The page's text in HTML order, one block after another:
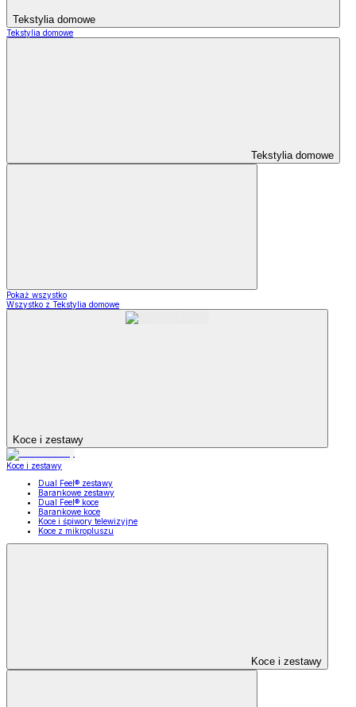
Tekstylia domowe
Tekstylia domowe
Tekstylia domowe
Pokaż wszystko
Wszystko z Tekstylia domowe
Koce i zestawy
Koce i zestawy
Dual Feel® zestawy
Barankowe zestawy
Dual Feel® koce
Barankowe koce
Koce i śpiwory telewizyjne
Koce z mikropluszu
Koce i zestawy